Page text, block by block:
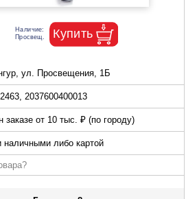
ул. Просвещения, 1Б
2037600400013
заказе от 10 тыс. ₽ (по городу)
наличными либо картой